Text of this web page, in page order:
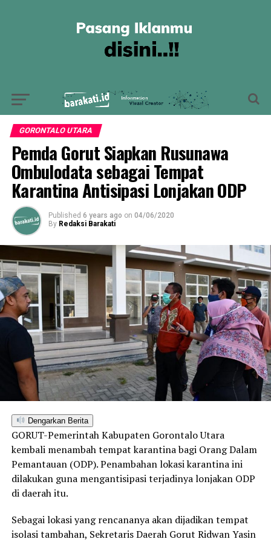
GORONTALO UTARA
Pemda Gorut Siapkan Rusunawa
Ombulodata sebagai Tempat
Karantina Antisipasi Lonjakan ODP
Published 6 years ago on 04/06/2020
By Redaksi Barakati
Dengarkan Berita
GORUT-Pemerintah Kabupaten Gorontalo Utara
kembali menambah tempat karantina bagi Orang Dalam
Pemantauan (ODP). Penambahan lokasi karantina ini
dilakukan guna mengantisipasi terjadinya lonjakan ODP
di daerah itu.
Sebagai lokasi yang rencananya akan dijadikan tempat
isolasi tambahan, Sekretaris Daerah Gorut Ridwan Yasin